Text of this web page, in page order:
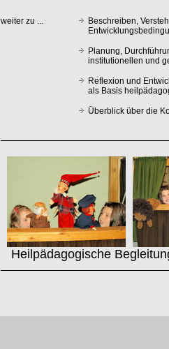
weiter zu ...
Beschreiben,
Planung,
institutionellen und
Reflexion und
als Basis
Überblick über die
Heilpädagogische